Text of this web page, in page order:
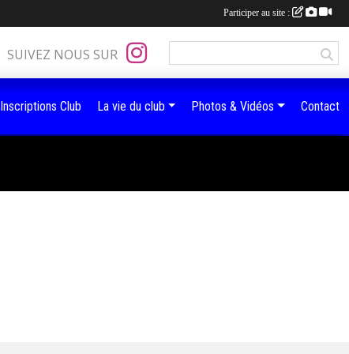
SUIVEZ NOUS SUR
Inscriptions Club La vie du club Photos & Vidéos Contact
Participer au site :